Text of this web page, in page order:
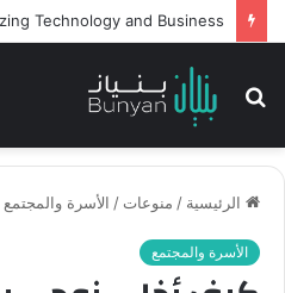
كيف تسهم سرعة التوصيل في زيادة
بحث
الرئيسية / منوعات / الأسرة والمجتمع
الأسرة والمجتمع